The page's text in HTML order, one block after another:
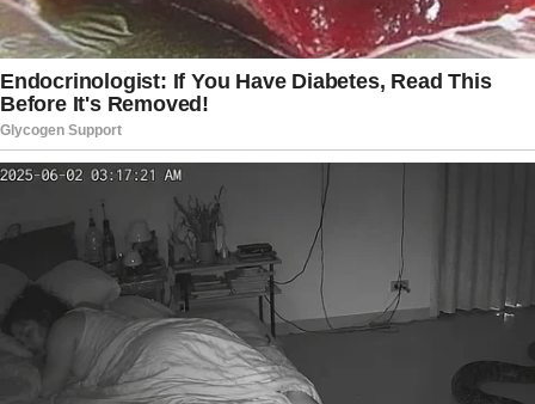
Nas redes sociais, muitos seguidores
demonstraram solidariedade à menina e
elogiaram a postura de Kayky. Diversos
comentários destacaram a importância de
preservar crianças de polêmicas e discussões
públicas, independentemente das circunstâncias
envolvendo familiares.
A publicação do jovem mostra que, apesar da
forte repercussão em torno da família, o foco da